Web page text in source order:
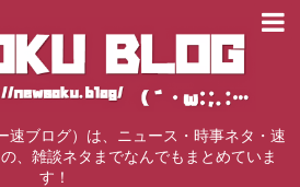
速ブログ）は、ニュース・時事ネタ・速
、雑談ネタまでなんでもまとめていま
す！